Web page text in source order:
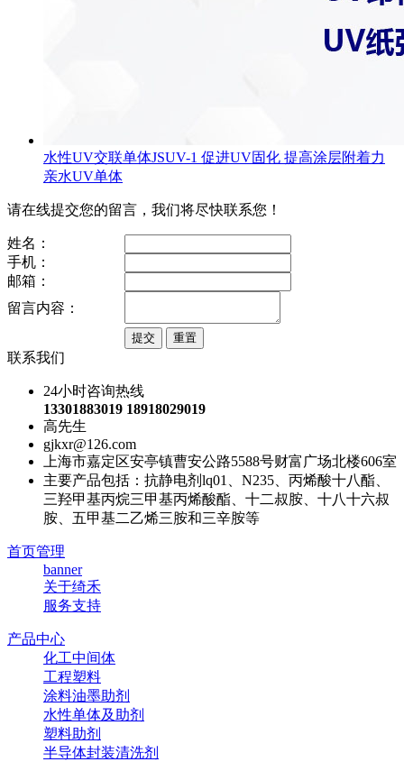
水性UV交联单体JSUV-1 促进UV固化 提高涂层附着力
亲水UV单体
请在线提交您的留言，我们将尽快联系您！
姓名：
手机：
邮箱：
留言内容：
联系我们
24小时咨询热线
13301883019 18918029019
高先生
gjkxr@126.com
上海市嘉定区安亭镇曹安公路5588号财富广场北楼606室
主要产品包括：抗静电剂lq01、N235、丙烯酸十八酯、
三羟甲基丙烷三甲基丙烯酸酯、十二叔胺、十八十六叔
胺、五甲基二乙烯三胺和三辛胺等
首页管理
banner
关于绮禾
服务支持
产品中心
化工中间体
工程塑料
涂料油墨助剂
水性单体及助剂
塑料助剂
半导体封装清洗剂